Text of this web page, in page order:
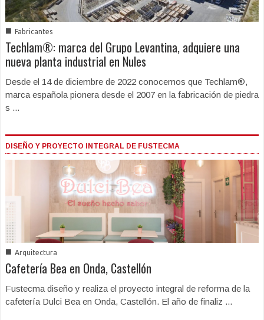
■ Fabricantes
Techlam®: marca del Grupo Levantina, adquiere una
nueva planta industrial en Nules
Desde el 14 de diciembre de 2022 conocemos que Techlam®,
marca española pionera desde el 2007 en la fabricación de piedra
s ...
DISEÑO Y PROYECTO INTEGRAL DE FUSTECMA
■ Arquitectura
Cafetería Bea en Onda, Castellón
Fustecma diseño y realiza el proyecto integral de reforma de la
cafetería Dulci Bea en Onda, Castellón. El año de finaliz ...